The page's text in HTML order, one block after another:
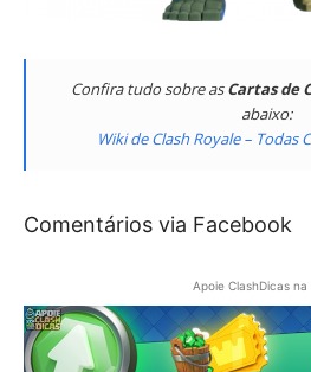
Confira tudo sobre asCartas de
abaixo:
Wiki de Clash Royale – Todas
Comentários via Facebook
Apoie ClashDicas na